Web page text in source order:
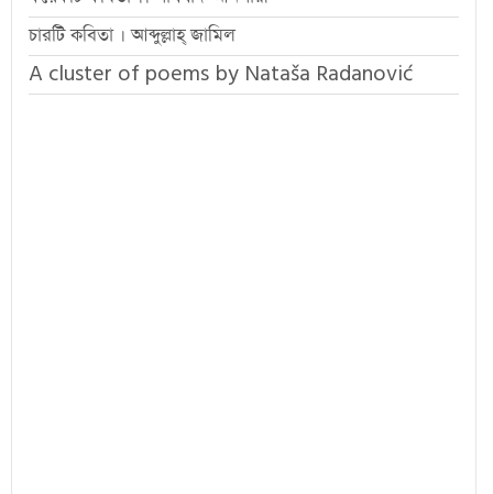
চারটি কবিতা । আব্দুল্লাহ্ জামিল
A cluster of poems by Nataša Radanović